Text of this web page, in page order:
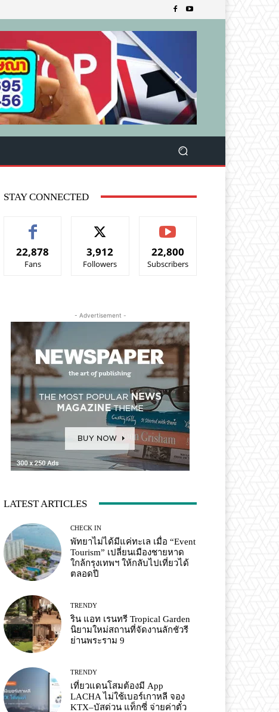
STAY CONNECTED
22,878
Fans
3,912
Followers
22,800
Subscribers
- Advertisement -
LATEST ARTICLES
CHECK IN
พัทยาไม่ได้มีแค่ทะเล เมื่อ “Event
Tourism” เปลี่ยนเมืองชายหาด
ใกล้กรุงเทพฯ ให้กลับไปเที่ยวได้
ตลอดปี
TRENDY
ริน แอท เรนทรี Tropical Garden
นิยามใหม่สถานที่จัดงานลักชัวรี
ย่านพระราม 9
TRENDY
เที่ยวแดนโสมต้องมี App
LACHA ไม่ใช้เบอร์เกาหลี จอง
KTX–บัสด่วน แท็กซี่ จ่ายค่าตั๋ว